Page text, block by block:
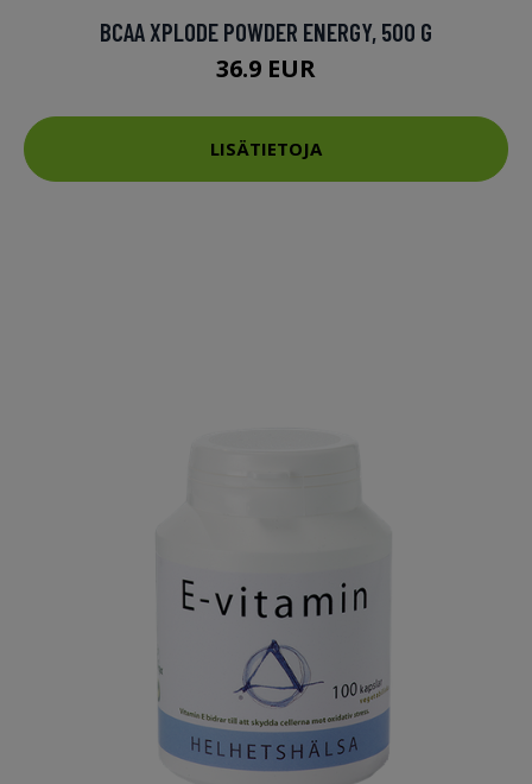
BCAA XPLODE POWDER ENERGY, 500 G
36.9 EUR
LISÄTIETOJA